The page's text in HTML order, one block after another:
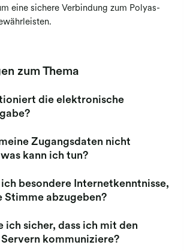
eine sichere Verbindung zum Polyas-
zum Thema
die elektronische
Zugangsdaten nicht
kann ich tun?
besondere Internetkenntnisse,
Stimme abzugeben?
ich sicher, dass ich mit den
kommuniziere?